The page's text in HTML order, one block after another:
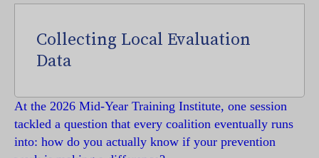
Collecting Local Evaluation
Data
At the 2026 Mid-Year Training Institute, one session
tackled a question that every coalition eventually runs
into: how do you actually know if your prevention